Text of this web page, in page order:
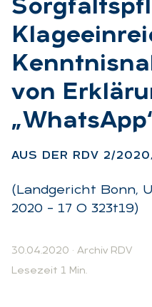
:
von
AUS DER RDV 2/
(Landgericht Bonn,
2020 – 17 O 323t19)
30.04.2020 · Archiv RDV
Lesezeit 1 Min.